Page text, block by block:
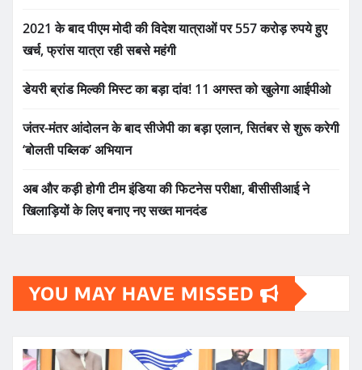
2021 के बाद पीएम मोदी की विदेश यात्राओं पर 557 करोड़ रुपये हुए
खर्च, फ्रांस यात्रा रही सबसे महंगी
डेयरी ब्रांड मिल्की मिस्ट का बड़ा दांव! 11 अगस्त को खुलेगा आईपीओ
जंतर-मंतर आंदोलन के बाद सीजेपी का बड़ा एलान, सितंबर से शुरू करेगी
‘बोलती पब्लिक’ अभियान
अब और कड़ी होगी टीम इंडिया की फिटनेस परीक्षा, बीसीसीआई ने
खिलाड़ियों के लिए बनाए नए सख्त मानदंड
YOU MAY HAVE MISSED